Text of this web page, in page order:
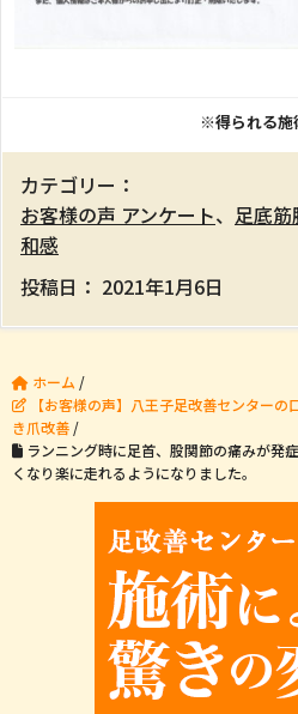
※得られる施
カテゴリー：
お客様の声 アンケート、 足底筋
和感
投稿日： 2021年1月6日
ホーム /
【お客様の声】八王子足改善センター
き爪改善/
ランニング時に足首、股関節の痛みが発
くなり楽に走れるようになりました。